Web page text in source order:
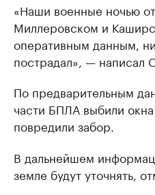
«Наши военные ночью
Миллеровском и
оперативным данным,
пострадал», — написал
По предварительным
части БПЛА выбили
повредили забор.
В дальнейшем
земле будут уточнять,